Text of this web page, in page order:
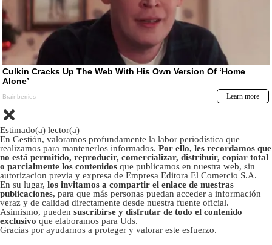
Estimado(a) lector(a)
En Gestión, valoramos profundamente la labor periodística que
realizamos para mantenerlos informados. Por ello, les recordamos que
no está permitido, reproducir, comercializar, distribuir, copiar total
o parcialmente los contenidos que publicamos en nuestra web, sin
autorizacion previa y expresa de Empresa Editora El Comercio S.A.
En su lugar, los invitamos a compartir el enlace de nuestras
publicaciones, para que más personas puedan acceder a información
veraz y de calidad directamente desde nuestra fuente oficial.
Asimismo, pueden suscribirse y disfrutar de todo el contenido
exclusivo que elaboramos para Uds.
Gracias por ayudarnos a proteger y valorar este esfuerzo.